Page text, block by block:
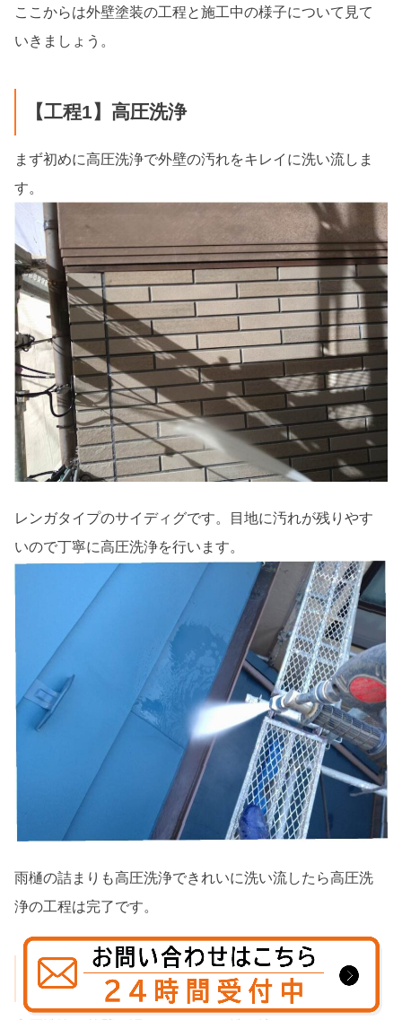
ここからは外壁塗装の工程と施工中の様子について見て
いきましょう。
【工程1】高圧洗浄
まず初めに高圧洗浄で外壁の汚れをキレイに洗い流しま
す。
レンガタイプのサイディグです。目地に汚れが残りやす
いので丁寧に高圧洗浄を行います。
雨樋の詰まりも高圧洗浄できれいに洗い流したら高圧洗
浄の工程は完了です。
【工程2】コーキングの交換